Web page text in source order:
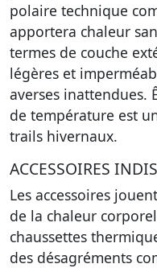
polaire technique
apportera chaleur
termes de couche
légères et
averses inattendues.
de température est
trails hivernaux.
ACCESSOIRES
Les accessoires
de la chaleur
chaussettes
des désagréments